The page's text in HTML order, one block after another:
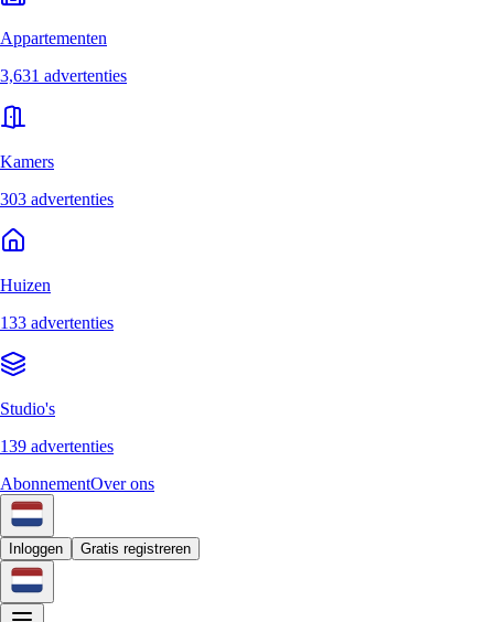
Appartementen
3,631 advertenties
Kamers
303 advertenties
Huizen
133 advertenties
Studio's
139 advertenties
AbonnementOver ons
Inloggen Gratis registreren